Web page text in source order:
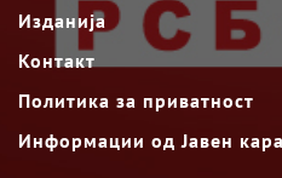
Изданија
Контакт
Политика за приватност
Информации од Јавен